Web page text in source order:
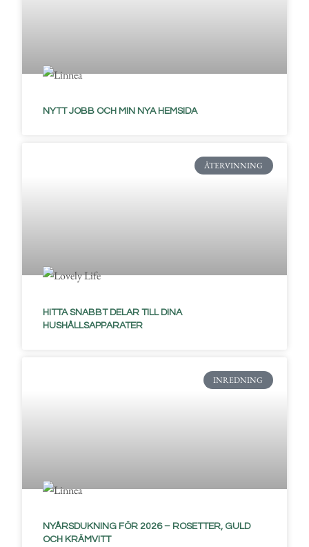
NYTT JOBB OCH MIN NYA HEMSIDA
ÅTERVINNING
HITTA SNABBT DELAR TILL DINA
HUSHÅLLSAPPARATER
INREDNING
NYÅRSDUKNING FÖR 2026 – ROSETTER, GULD
OCH KRÄMVITT